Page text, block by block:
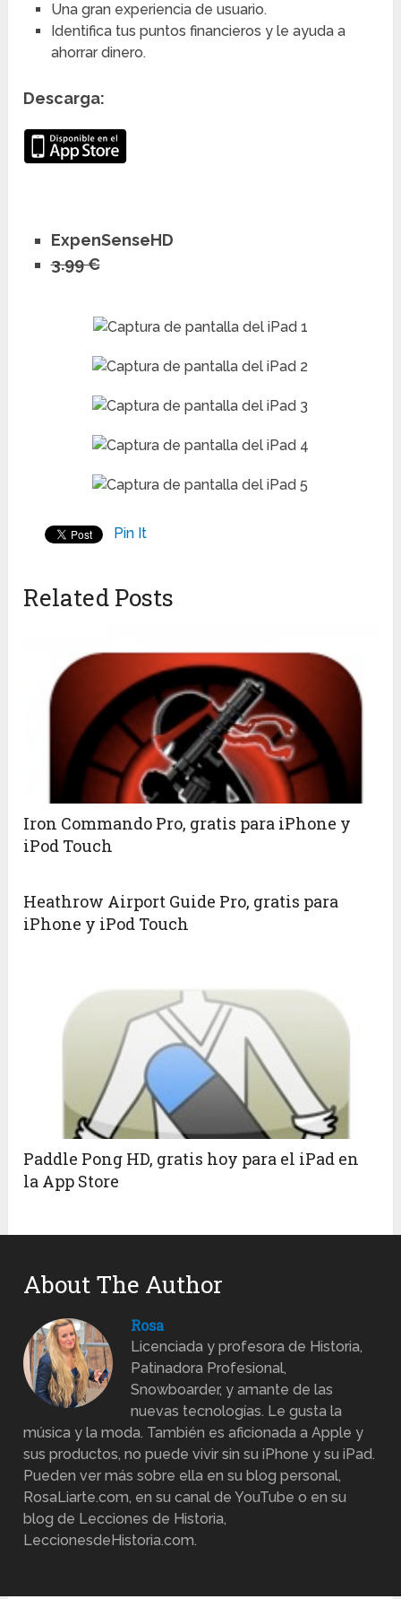
Una gran experiencia de usuario.
Identifica tus puntos financieros y le ayuda a
ahorrar dinero.
Descarga:
ExpenSenseHD
3.99 €
Pin It
Related Posts
Iron Commando Pro, gratis para iPhone y
iPod Touch
Heathrow Airport Guide Pro, gratis para
iPhone y iPod Touch
Paddle Pong HD, gratis hoy para el iPad en
la App Store
About The Author
Rosa
Licenciada y profesora de Historia,
Patinadora Profesional,
Snowboarder, y amante de las
nuevas tecnologías. Le gusta la
música y la moda. También es aficionada a Apple y
sus productos, no puede vivir sin su iPhone y su iPad.
Pueden ver más sobre ella en su blog personal,
RosaLiarte.com, en su canal de YouTube o en su
blog de Lecciones de Historia,
LeccionesdeHistoria.com.